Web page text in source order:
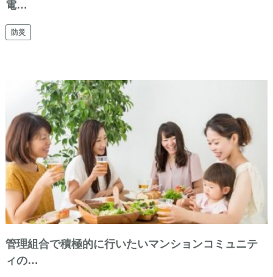
電…
防災
管理組合で積極的に行いたいマンションコミュニテ
ィの…